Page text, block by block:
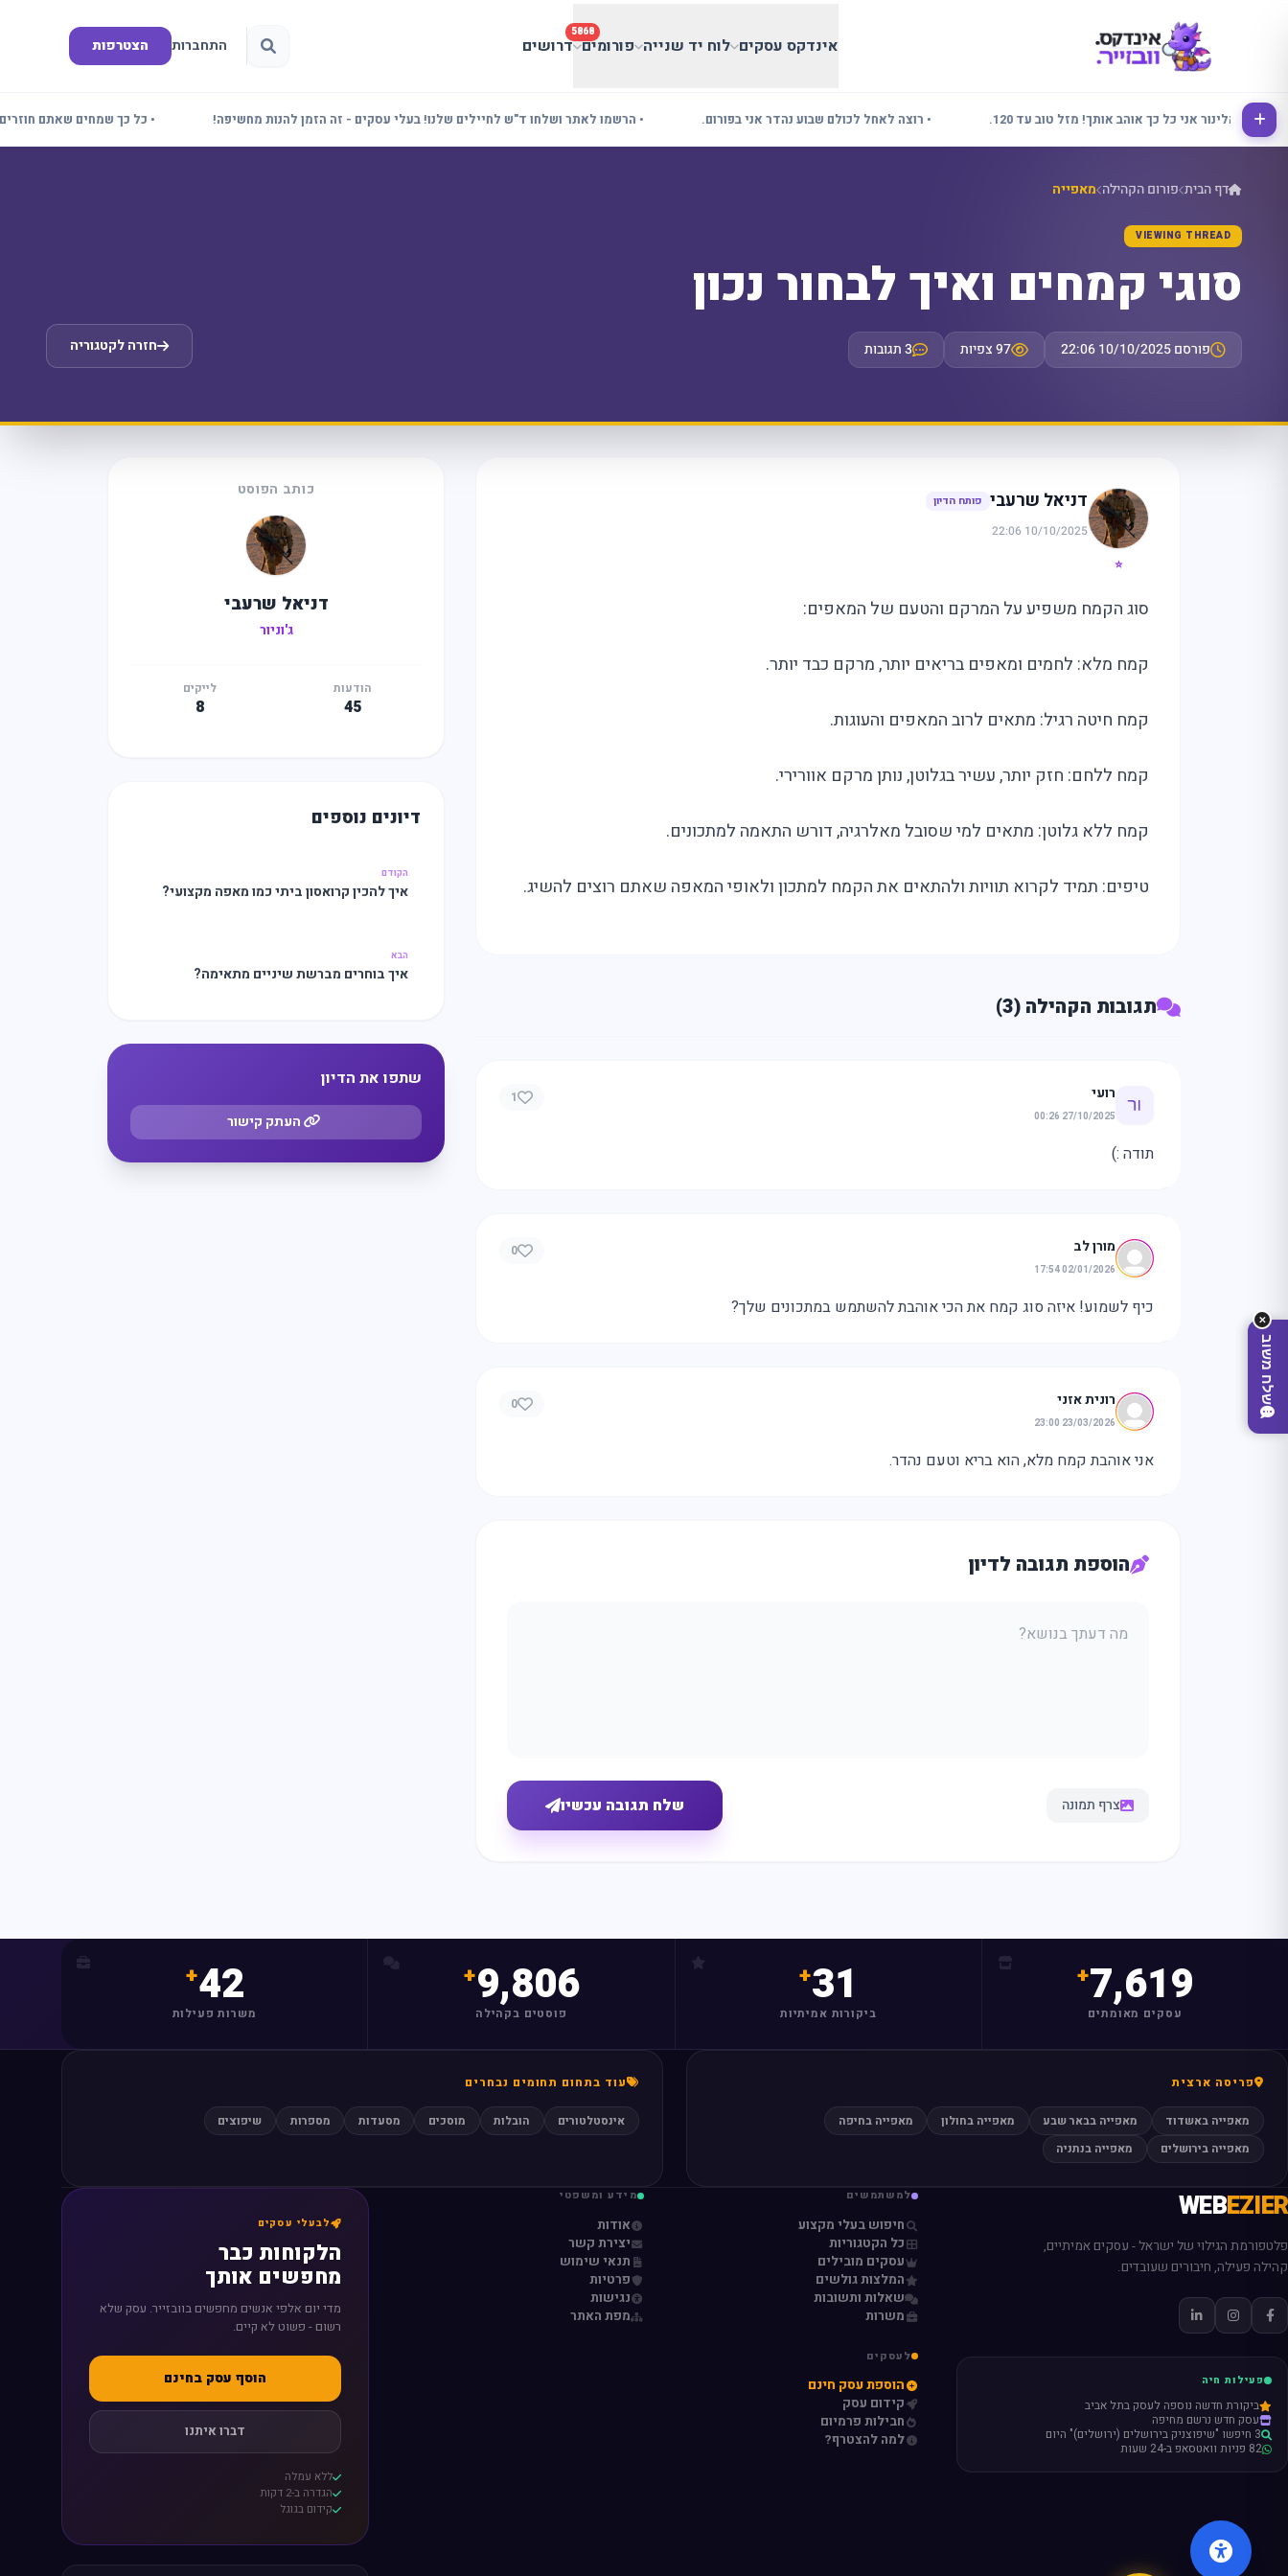
אינדקס עסקים לוח יד שנייה פורומים
5868
דרושים התחברות הצטרפות
• אלינור אני כל כך אוהב אותך! מזל טוב עד 120. • רוצה לאחל לכולם שבוע נהדר אני בפורום. • הרשמו לאתר ושלחו ד"ש לחיילים שלנו! בעלי עסקים - זה הזמן להנות מחשיפה! • כל כך שמחים שאתם חוזרים!
מה היום?
דף הבית פורום הקהילה מאפייה
VIEWING THREAD
סוגי קמחים ואיך לבחור נכון
פורסם 10/10/2025 22:06 97 צפיות 3 תגובות חזרה לקטגוריה
⭐
דניאל שרעבי פותח הדיון
10/10/2025 22:06
סוג הקמח משפיע על המרקם והטעם של המאפים:
קמח מלא: לחמים ומאפים בריאים יותר, מרקם כבד יותר.
קמח חיטה רגיל: מתאים לרוב המאפים והעוגות.
קמח ללחם: חזק יותר, עשיר בגלוטן, נותן מרקם אוורירי.
קמח ללא גלוטן: מתאים למי שסובל מאלרגיה, דורש התאמה למתכונים.
טיפים: תמיד לקרוא תוויות ולהתאים את הקמח למתכון ולאופי המאפה שאתם רוצים להשיג.
תגובות הקהילה (3)
רועי
27/10/2025 00:26
1
תודה :)
מורן לב
02/01/2026 17:54
0
כיף לשמוע! איזה סוג קמח את הכי אוהבת להשתמש במתכונים שלך?
רונית אזני
23/03/2026 23:00
0
אני אוהבת קמח מלא, הוא בריא וטעם נהדר.
הוספת תגובה לדיון
צרף תמונה שלח תגובה עכשיו
כותב הפוסט
דניאל שרעבי
ג'וניור
הודעות
45
לייקים
8
דיונים נוספים
הקודם
איך להכין קרואסון ביתי כמו מאפה מקצועי?
הבא
איך בוחרים מברשת שיניים מתאימה?
שתפו את הדיון
העתק קישור
✕
שלח משוב
7,619
עסקים מאומתים 31
ביקורות אמיתיות 9,806
פוסטים בקהילה 42
משרות פעילות
פריסה ארצית
מאפייה באשדוד מאפייה בבאר שבע מאפייה בחולון
מאפייה בחיפה
מאפייה בירושלים
מאפייה בנתניה
עוד בתחום תחומים נבחרים
אינסטלטורים הובלות מוסכים מסעדות מספרות שיפוצים
WEBEZIER
פלטפורמת הגילוי של ישראל - עסקים אמיתיים,
קהילה פעילה, חיבורים שעובדים.
פעילות חיה
ביקורת חדשה נוספה לעסק בתל אביב
עסק חדש נרשם מחיפה
3 חיפשו "שיפוצניק בירושלים (ירושלים)" היום
82 פניות וואטסאפ ב-24 שעות
למשתמשים
חיפוש בעלי מקצוע
כל הקטגוריות
עסקים מובילים
המלצות גולשים
שאלות ותשובות
משרות
לעסקים
הוספת עסק חינם
קידום עסק
חבילות פרמיום
למה להצטרף?
מידע ומשפטי
אודות
יצירת קשר
תנאי שימוש
פרטיות
נגישות
מפת האתר
לבעלי עסקים
הלקוחות כבר
מחפשים אותך
מדי יום אלפי אנשים מחפשים בוובזייר. עסק שלא
רשום - פשוט לא קיים.
הוסף עסק בחינם
דברו איתנו
ללא עמלה
הגדרה ב-2 דקות
קידום בגוגל